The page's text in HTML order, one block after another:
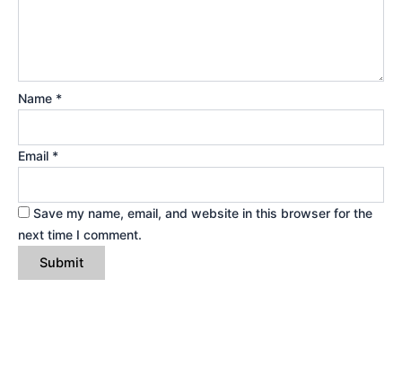
Name *
Email *
Save my name, email, and website in this browser for the
next time I comment.